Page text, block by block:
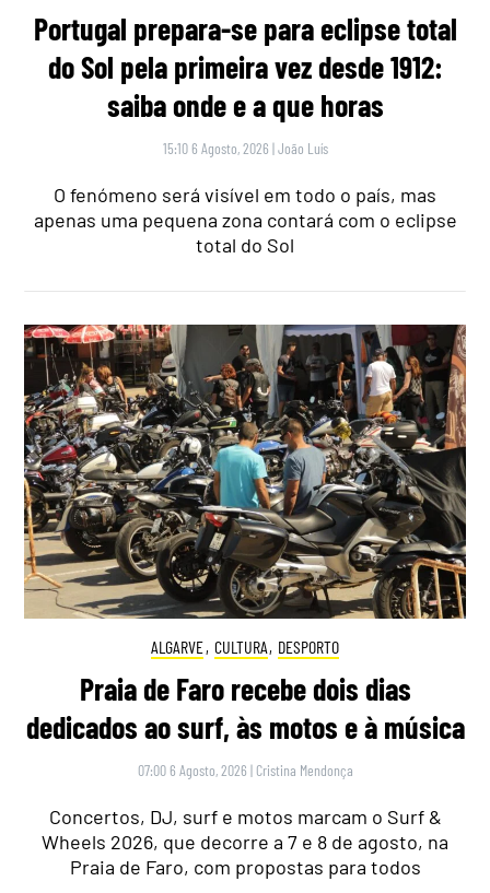
Portugal prepara-se para eclipse total
do Sol pela primeira vez desde 1912:
saiba onde e a que horas
15:10 6 Agosto, 2026 |João Luís
O fenómeno será visível em todo o país, mas
apenas uma pequena zona contará com o eclipse
total do Sol
ALGARVE, CULTURA, DESPORTO
Praia de Faro recebe dois dias
dedicados ao surf, às motos e à música
07:00 6 Agosto, 2026 | Cristina Mendonça
Concertos, DJ, surf e motos marcam o Surf &
Wheels 2026, que decorre a 7 e 8 de agosto, na
Praia de Faro, com propostas para todos